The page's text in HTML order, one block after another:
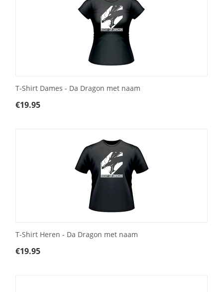
T-Shirt Dames - Da Dragon met naam
€19.95
T-Shirt Heren - Da Dragon met naam
€19.95